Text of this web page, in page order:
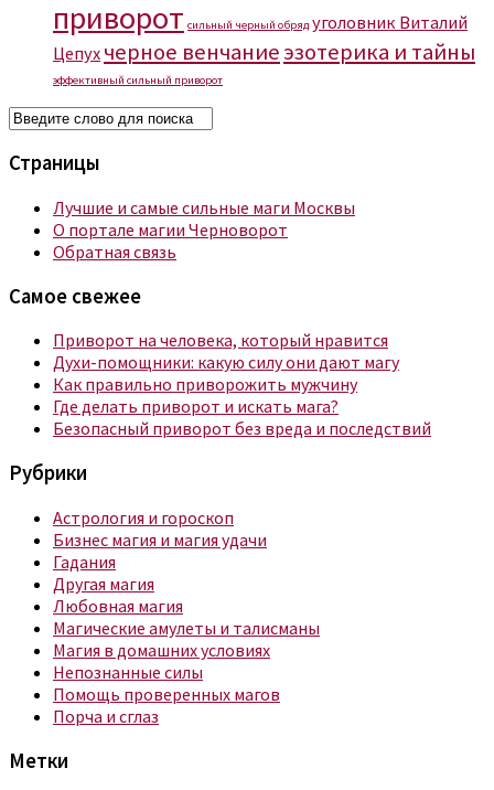
приворот сильный черный обряд уголовник Виталий
Цепух черное венчаниеэзотерика и тайны
эффективный сильный приворот
Страницы
Лучшие и самые сильные маги Москвы
О портале магии Черноворот
Обратная связь
Самое свежее
Приворот на человека, который нравится
Духи-помощники: какую силу они дают магу
Как правильно приворожить мужчину
Где делать приворот и искать мага?
Безопасный приворот без вреда и последствий
Рубрики
Астрология и гороскоп
Бизнес магия и магия удачи
Гадания
Другая магия
Любовная магия
Магические амулеты и талисманы
Магия в домашних условиях
Непознанные силы
Помощь проверенных магов
Порча и сглаз
Метки